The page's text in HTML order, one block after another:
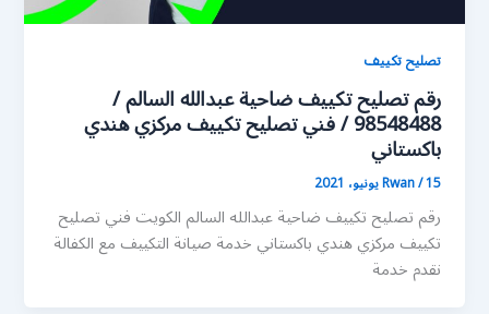
تصليح تكييف
رقم تصليح تكييف ضاحية عبدالله السالم /
98548488 / فني تصليح تكييف مركزي هندي
باكستاني
Rwan/15 يونيو، 2021
رقم تصليح تكييف ضاحية عبدالله السالم الكويت فني تصليح
تكييف مركزي هندي باكستاني خدمة صيانة التكييف مع الكفالة
نقدم خدمة